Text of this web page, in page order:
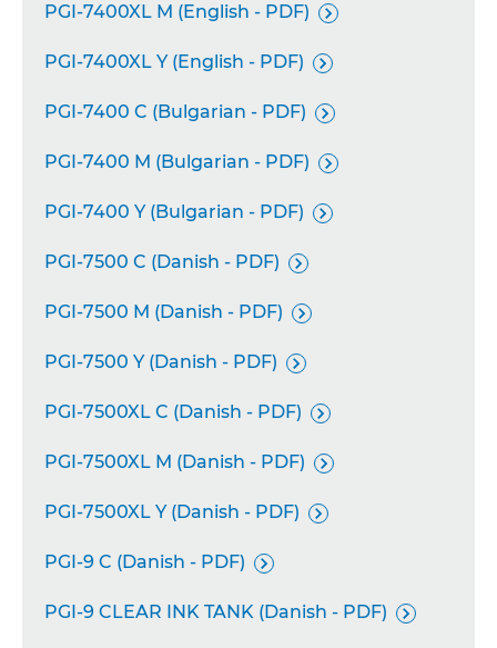
PGI-7400XL M (English - PDF) 
PGI-7400XL Y (English - PDF) 
PGI-7400 C (Bulgarian - PDF) 
PGI-7400 M (Bulgarian - PDF) 
PGI-7400 Y (Bulgarian - PDF) 
PGI-7500 C (Danish - PDF) 
PGI-7500 M (Danish - PDF) 
PGI-7500 Y (Danish - PDF) 
PGI-7500XL C (Danish - PDF) 
PGI-7500XL M (Danish - PDF) 
PGI-7500XL Y (Danish - PDF) 
PGI-9 C (Danish - PDF) 
PGI-9 CLEAR INK TANK (Danish - PDF) 